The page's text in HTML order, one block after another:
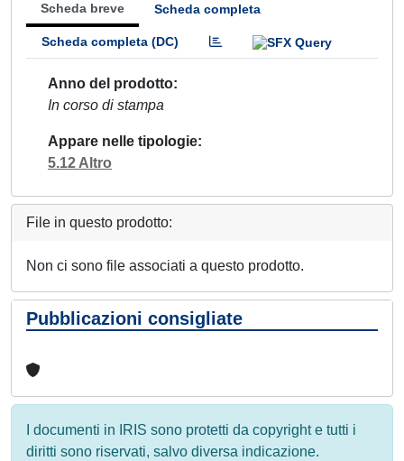
Scheda breve Scheda completa
Scheda completa (DC)
Anno del prodotto
In corso di stampa
Appare nelle tipologie
5.12 Altro
File in questo prodotto:
Non ci sono file associati a questo prodotto.
Pubblicazioni consigliate
I documenti in IRIS sono protetti da copyright e tutti i
diritti sono riservati, salvo diversa indicazione.